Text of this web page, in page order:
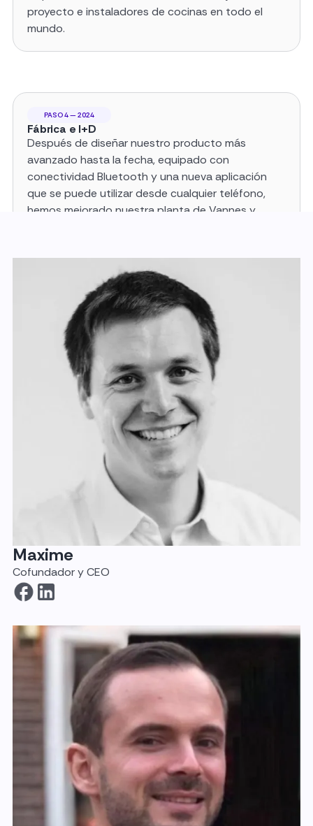
proyecto e instaladores de cocinas en todo el
mundo.
PASO 4 — 2024
Fábrica e I+D
Después de diseñar nuestro producto más
avanzado hasta la fecha, equipado con
conectividad Bluetooth y una nueva aplicación
que se puede utilizar desde cualquier teléfono,
hemos mejorado nuestra planta de Vannes y
Expansión global
Hoy en día somos una empresa
internacional con clientes en más de 10
países (Europa, Estados Unidos y
Canadá), miles de clientes satisfechos e
innumerables testimonios.
Maxime
Cofundador y CEO